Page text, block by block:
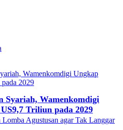
Syariah, Wamenkomdigi
Triliun pada 2029